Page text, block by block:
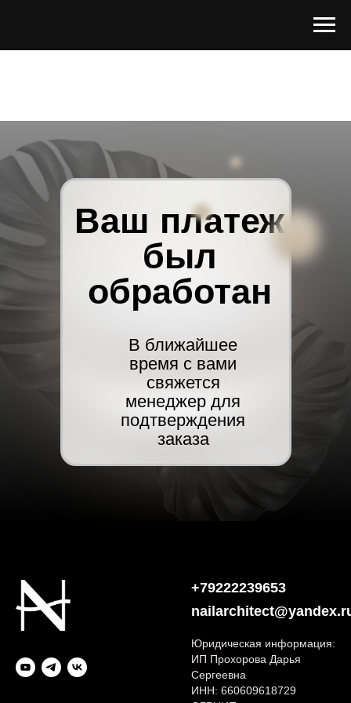
Ваш платеж
был
обработан
В ближайшее
время с вами
свяжется
менеджер для
подтверждения
заказа
+79222239653
Юридическая информация:
ИП Прохорова Дарья
Сергеевна
ИНН: 660609618729